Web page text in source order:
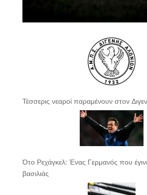
Τέσσερις νεαροί παραμένουν στον
Ότο Ρεχάγκελ: Ένας Γερμανός που
βασιλιάς